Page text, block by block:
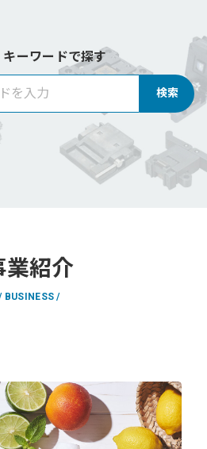
ーワードで探す
業紹介
BUSINESS